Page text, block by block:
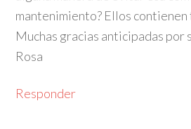
mantenimiento? Ellos
Muchas gracias anticipadas por
Rosa
Responder